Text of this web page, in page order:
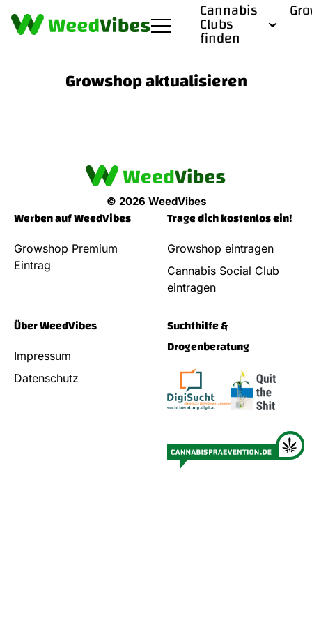
Cannabis
Clubs
finden
Growshop aktualisieren
© 2026 WeedVibes
Werben auf WeedVibes
Growshop Premium
Eintrag
Trage dich kostenlos ein!
Growshop eintragen
Cannabis Social Club
eintragen
Über WeedVibes
Impressum
Datenschutz
Suchthilfe &
Drogenberatung